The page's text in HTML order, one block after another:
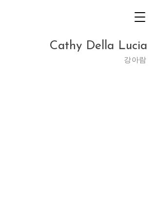
Cathy Della Lucia
​강아람